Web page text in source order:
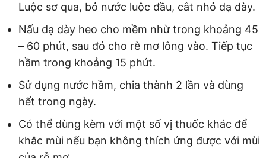
Luộc sơ qua, bỏ nước luộc đầu, cắt nhỏ dạ dày.
Nấu dạ dày heo cho mềm nhừ trong khoảng 45
– 60 phút, sau đó cho rễ mơ lông vào. Tiếp tục
hầm trong khoảng 15 phút.
Sử dụng nước hầm, chia thành 2 lần và dùng
hết trong ngày.
Có thể dùng kèm với một số vị thuốc khác để
khắc mùi nếu bạn không thích ứng được với mùi